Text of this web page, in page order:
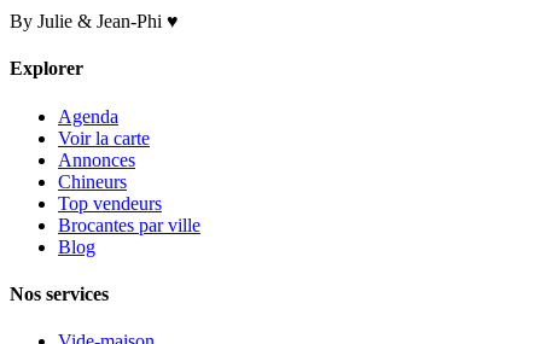
By Julie & Jean-Phi ♥
Explorer
Agenda
Voir la carte
Annonces
Chineurs
Top vendeurs
Brocantes par ville
Blog
Nos services